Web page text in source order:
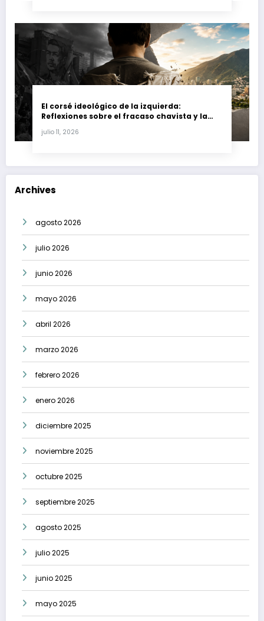
El corsé ideológico de la izquierda:
Reflexiones sobre el fracaso chavista y la
julio 11, 2026
Archives
agosto 2026
julio 2026
junio 2026
mayo 2026
abril 2026
marzo 2026
febrero 2026
enero 2026
diciembre 2025
noviembre 2025
octubre 2025
septiembre 2025
agosto 2025
julio 2025
junio 2025
mayo 2025